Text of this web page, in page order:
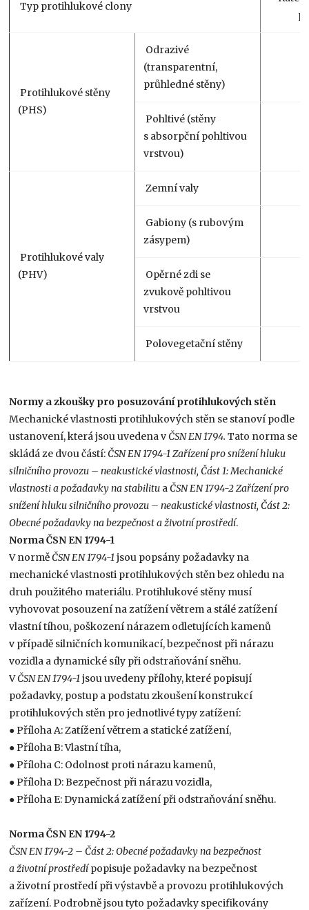
Typ protihlukové clony
Protihlukové stěny
(PHS)
Odrazivé
(transparentní,
průhledné stěny)
Pohltivé (stěny
s absorpční pohltivou
vrstvou)
Protihlukové valy
(PHV)
Zemní valy
Gabiony (s rubovým
zásypem)
Opěrné zdi se
zvukově pohltivou
vrstvou
Polovegetační stěny
Normy a zkoušky pro posuzování protihlukových stěn
Mechanické vlastnosti protihlukových stěn se stanoví podle
ustanovení, která jsou uvedena vČSN EN 1794.Tato norma se
skládá ze dvou částí:ČSN EN 1794-1 Zařízení pro snížení hluku
silničního provozu – neakustické vlastnosti, Část 1: Mechanické
vlastnosti a požadavky na stabilitu aČSN EN 1794-2 Zařízení pro
snížení hluku silničního provozu – neakustické vlastnosti, Část 2:
Obecné požadavky na bezpečnost a životní prostředí.
Norma ČSN EN 1794-1
V norměČSN EN 1794-1 jsou popsány požadavky na
mechanické vlastnosti protihlukových stěn bez ohledu na
druh použitého materiálu. Protihlukové stěny musí
vyhovovat posouzení na zatížení větrem a stálé zatížení
vlastní tíhou, poškození nárazem odletujících kamenů
v případě silničních komunikací, bezpečnost při nárazu
vozidla a dynamické síly při odstraňování sněhu.
VČSN EN 1794-1 jsou uvedeny přílohy, které popisují
požadavky, postup a podstatu zkoušení konstrukcí
protihlukových stěn pro jednotlivé typy zatížení:
● Příloha A: Zatížení větrem a statické zatížení,
● Příloha B: Vlastní tíha,
● Příloha C: Odolnost proti nárazu kamenů,
● Příloha D: Bezpečnost při nárazu vozidla,
● Příloha E: Dynamická zatížení při odstraňování sněhu.
Norma ČSN EN 1794-2
ČSN EN 1794-2 – Část 2: Obecné požadavky na bezpečnost
a životní prostředípopisuje požadavky na bezpečnost
a životní prostředí při výstavbě a provozu protihlukových
zařízení. Podrobně jsou tyto požadavky specifikovány